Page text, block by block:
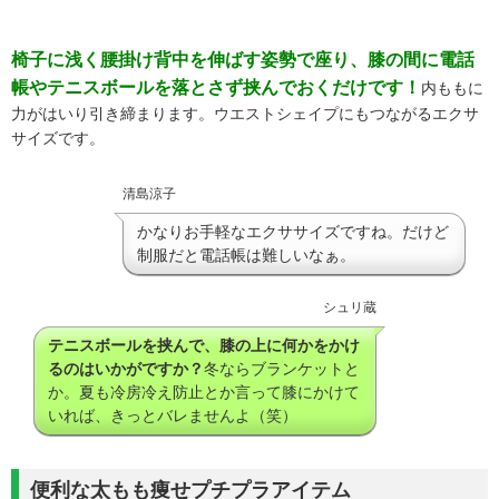
椅子に浅く腰掛け背中を伸ばす姿勢で座り、膝の間に電話
帳やテニスボールを落とさず挟んでおくだけです！ 内ももに
力がはいり引き締まります。ウエストシェイプにもつながるエクサ
サイズです。
清島涼子
かなりお手軽なエクササイズですね。だけど
制服だと電話帳は難しいなぁ。
シュリ蔵
テニスボールを挟んで、膝の上に何かをかけ
るのはいかがですか？冬ならブランケットと
か。夏も冷房冷え防止とか言って膝にかけて
いれば、きっとバレませんよ（笑）
便利な太もも痩せプチプラアイテム